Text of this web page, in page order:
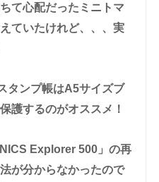
て心配だったミニトマ
ていたけれど、、、実
タンプ帳はA5サイズブ
護するのがオススメ！
Explorer 500」の再
が分からなかったので